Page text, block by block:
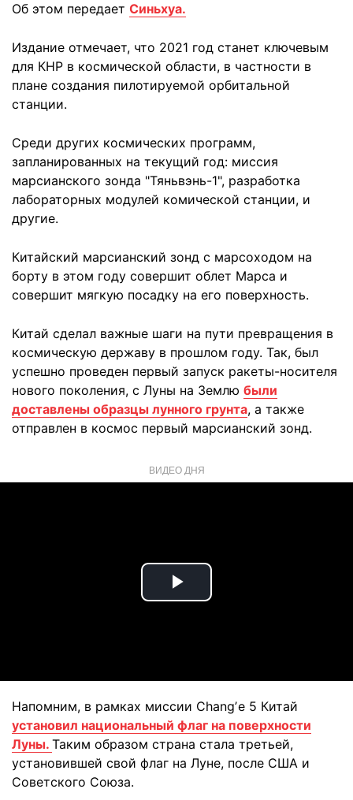
Об этом передает Синьхуа.
Издание отмечает, что 2021 год станет ключевым
для КНР в космической области, в частности в
плане создания пилотируемой орбитальной
станции.
Среди других космических программ,
запланированных на текущий год: миссия
марсианского зонда "Тяньвэнь-1", разработка
лабораторных модулей комической станции, и
другие.
Китайский марсианский зонд с марсоходом на
борту в этом году совершит облет Марса и
совершит мягкую посадку на его поверхность.
Китай сделал важные шаги на пути превращения в
космическую державу в прошлом году. Так, был
успешно проведен первый запуск ракеты-носителя
нового поколения, с Луны на Землю были
доставлены образцы лунного грунта, а также
отправлен в космос первый марсианский зонд.
ВИДЕО ДНЯ
Play
Напомним, в рамках миссии Changʼe 5 Китай
установил национальный флаг на поверхности
Луны. Таким образом страна стала третьей,
установившей свой флаг на Луне, после США и
Советского Союза.